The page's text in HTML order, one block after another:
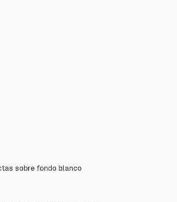
sobre fondo blanco